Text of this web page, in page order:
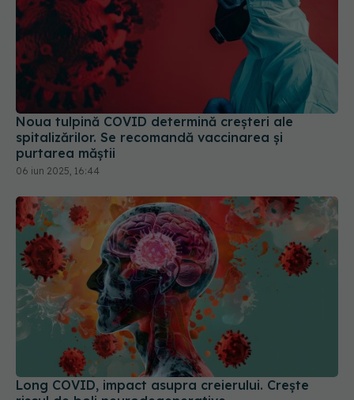
Noua tulpină COVID determină creșteri ale
spitalizărilor. Se recomandă vaccinarea și
purtarea măștii
06 iun 2025, 16:44
Long COVID, impact asupra creierului. Crește
riscul de boli neurodegenerative
22 ian 2026, 15:43